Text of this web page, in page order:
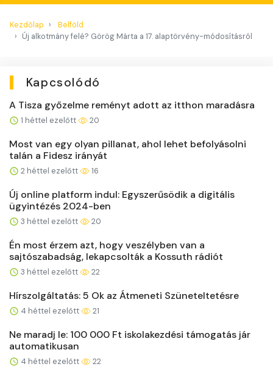
Kezdőlap
Belföld
Új alkotmány felé? Görög Márta a 17. alaptörvény-módosításról
Kapcsolódó
A Tisza győzelme reményt adott az itthon maradásra
1 héttel ezelőtt 20
Most van egy olyan pillanat, ahol lehet befolyásolni
talán a Fidesz irányát
2 héttel ezelőtt 16
Új online platform indul: Egyszerűsödik a digitális
ügyintézés 2024-ben
3 héttel ezelőtt 20
Én most érzem azt, hogy veszélyben van a
sajtószabadság, lekapcsolták a Kossuth rádiót
3 héttel ezelőtt 22
Hírszolgáltatás: 5 Ok az Átmeneti Szüneteltetésre
4 héttel ezelőtt 21
Ne maradj le: 100 000 Ft iskolakezdési támogatás jár
automatikusan
4 héttel ezelőtt 22